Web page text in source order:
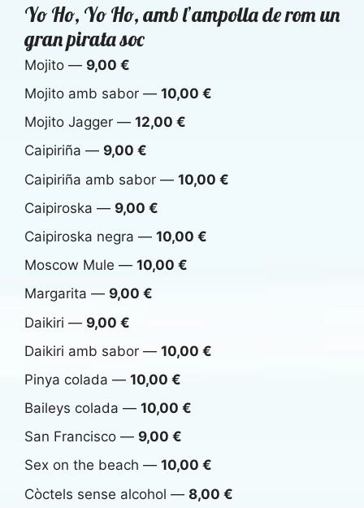
Yo Ho, Yo Ho, amb l’ampolla de rom un
gran pirata soc
Mojito — 9,00 €
Mojito amb sabor — 10,00 €
Mojito Jagger — 12,00 €
Caipiriña — 9,00 €
Caipiriña amb sabor — 10,00 €
Caipiroska — 9,00 €
Caipiroska negra — 10,00 €
Moscow Mule — 10,00 €
Margarita — 9,00 €
Daikiri — 9,00 €
Daikiri amb sabor — 10,00 €
Pinya colada — 10,00 €
Baileys colada — 10,00 €
San Francisco — 9,00 €
Sex on the beach — 10,00 €
Còctels sense alcohol — 8,00 €